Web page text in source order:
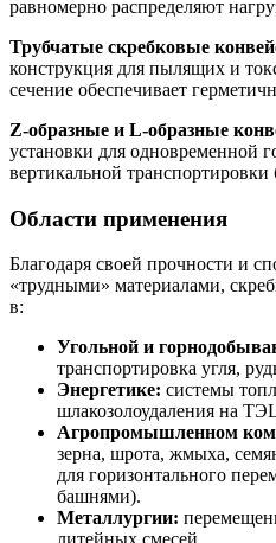
равномерно распределяют
Трубчатые скребковые
конструкция для пылящих и
сечение обеспечивает
Z-образные и L-образные
установки для одновременной
вертикальной транспортировки
Области применения
Благодаря своей прочности и
«трудными» материалами,
в:
Угольной и
транспортировка угля,
Энергетике: системы
шлакозолоудаления на
Агропромышленном
зерна, шрота, жмыха,
для горизонтального
башнями).
Металлургии: